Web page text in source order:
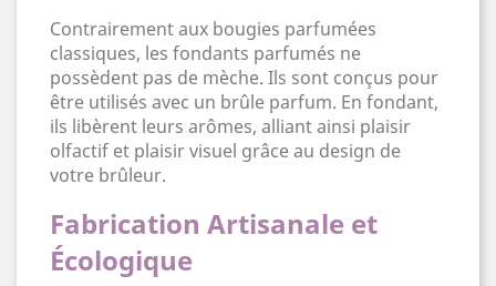
Contrairement aux bougies parfumées
classiques, les fondants parfumés ne
possèdent pas de mèche. Ils sont conçus pour
être utilisés avec un brûle parfum. En fondant,
ils libèrent leurs arômes, alliant ainsi plaisir
olfactif et plaisir visuel grâce au design de
votre brûleur.
Fabrication Artisanale et
Écologique